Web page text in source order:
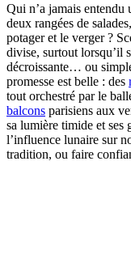
Qui n’a jamais entendu
deux rangées de
potager et le verger ?
divise, surtout lorsqu’il
décroissante… ou
promesse est belle : des
tout orchestré par le
balcons parisiens aux
sa lumière timide et ses
l’influence lunaire sur
tradition, ou faire